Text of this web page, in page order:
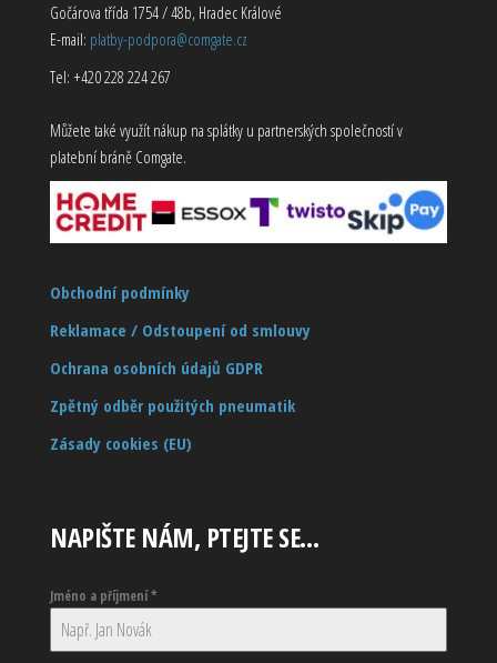
Gočárova třída 1754 / 48b, Hradec Králové
E-mail: platby-podpora@comgate.cz
Tel: +420 228 224 267
Můžete také využít nákup na splátky u partnerských společností v
platební bráně Comgate.
Obchodní podmínky
Reklamace / Odstoupení od smlouvy
Ochrana osobních údajů GDPR
Zpětný odběr použitých pneumatik
Zásady cookies (EU)
NAPIŠTE NÁM, PTEJTE SE…
Jméno a příjmení*